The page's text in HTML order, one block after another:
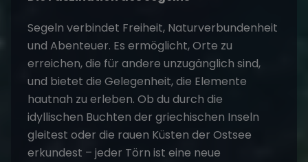
Segeln verbindet Freiheit, Naturverbundenheit
und Abenteuer. Es ermöglicht, Orte zu
erreichen, die für andere unzugänglich sind,
und bietet die Gelegenheit, die Elemente
hautnah zu erleben. Ob du durch die
idyllischen Buchten der griechischen Inseln
gleitest oder die rauen Küsten der Ostsee
erkundest – jeder Törn ist eine neue